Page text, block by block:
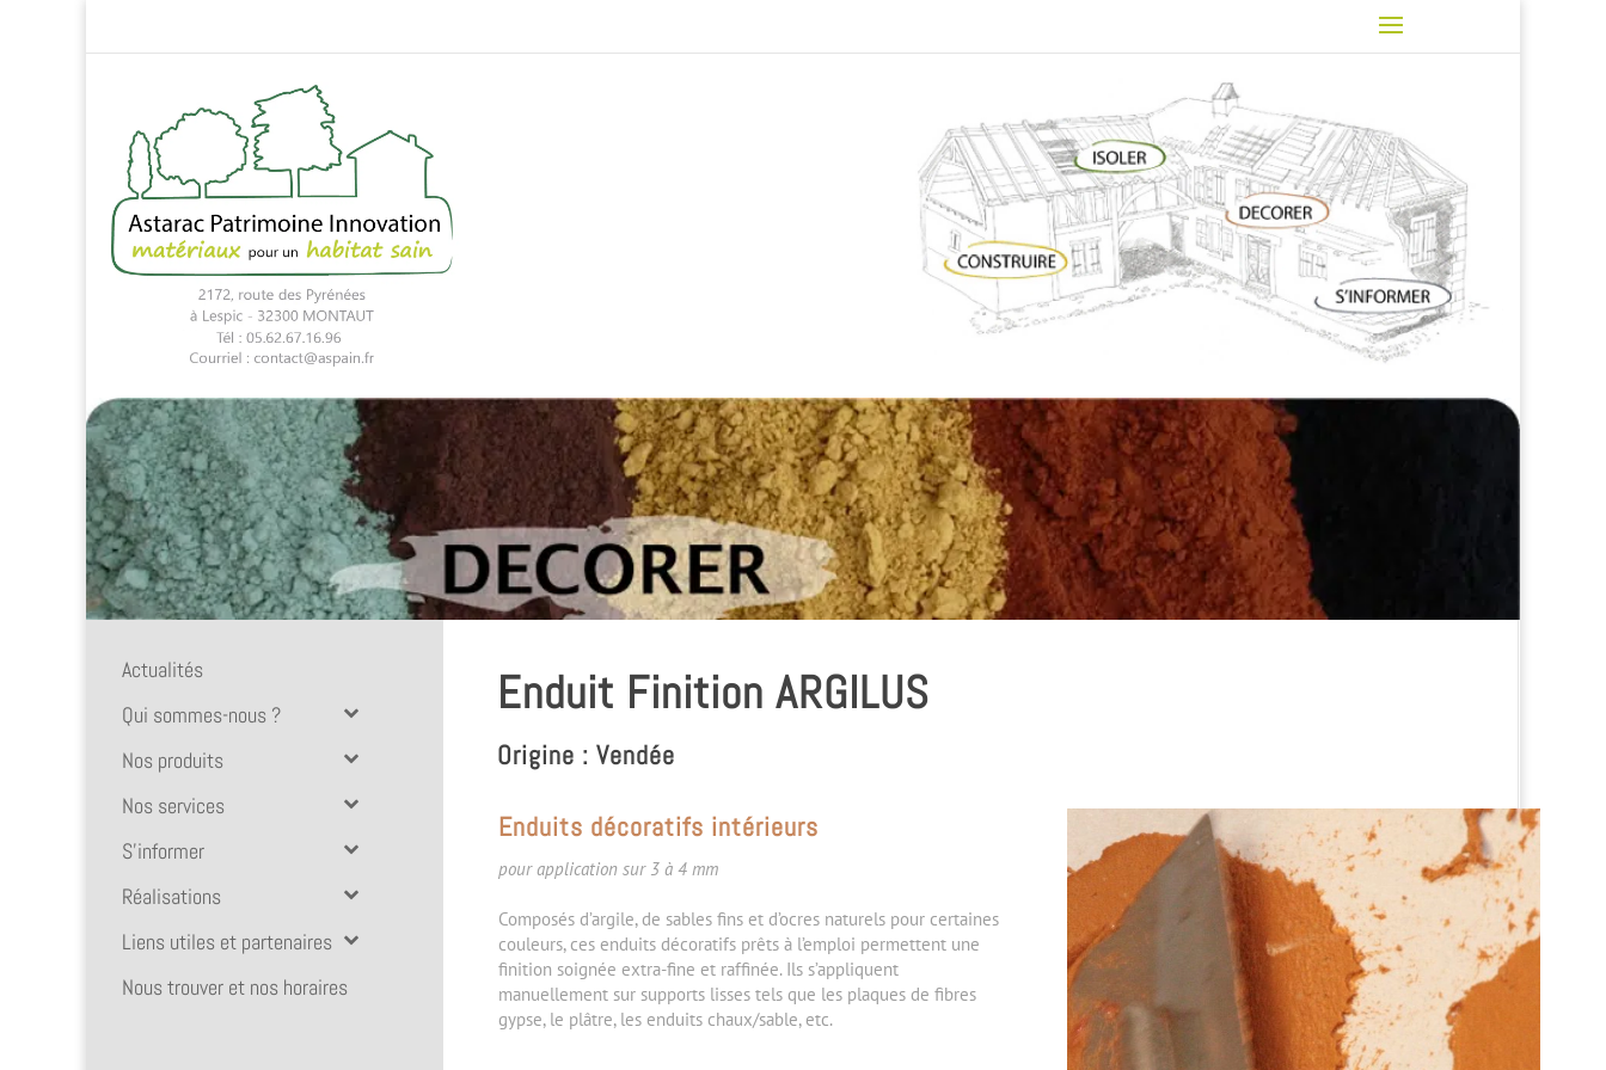
Actualités
Qui sommes-nous ?
Nos produits
Nos services
S’informer
Réalisations
Liens utiles et partenaires
Nous trouver et nos horaires
Enduit Finition ARGILUS
Origine : Vendée
Enduits décoratifs intérieurs
pour application sur 3 à 4 mm
Composés d’argile, de sables fins et d’ocres naturels pour certaines
couleurs, ces enduits décoratifs prêts à l’emploi permettent une
finition soignée extra-fine et raffinée. Ils s’appliquent
manuellement sur supports lisses tels que les plaques de fibres
gypse, le plâtre, les enduits chaux/sable, etc.